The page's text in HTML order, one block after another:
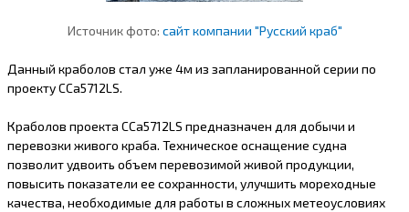
Источник фото: сайт компании "Русский краб"
Данный краболов стал уже 4м из запланированной серии по
проекту CCa5712LS.
Краболов проекта CCa5712LS предназначен для добычи и
перевозки живого краба. Техническое оснащение судна
позволит удвоить объем перевозимой живой продукции,
повысить показатели ее сохранности, улучшить мореходные
качества, необходимые для работы в сложных метеоусловиях